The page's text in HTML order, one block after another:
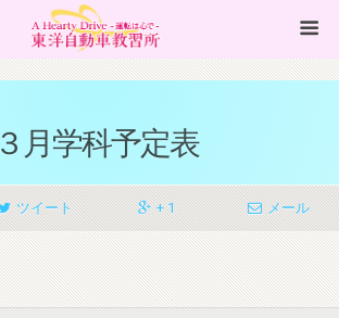
３月学科予定表
ツイート + 1 メール